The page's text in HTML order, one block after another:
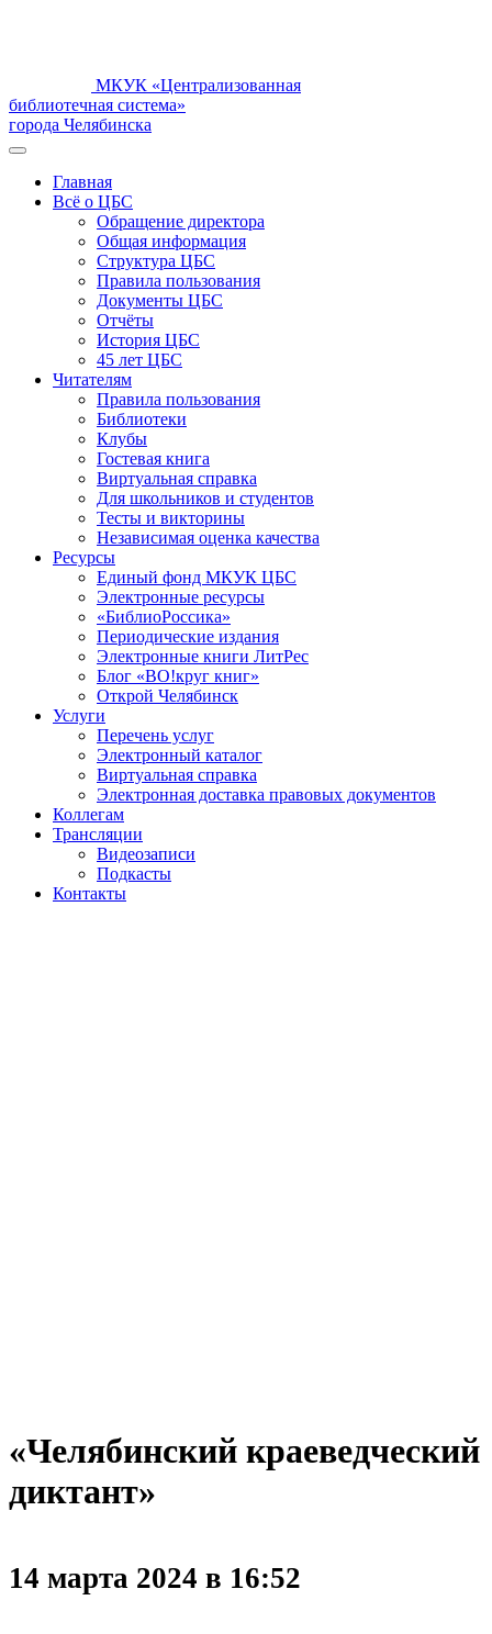
МКУК «Централизованная
библиотечная система»
города Челябинска
Главная
Всё о ЦБС
Обращение директора
Общая информация
Структура ЦБС
Правила пользования
Документы ЦБС
Отчёты
История ЦБС
45 лет ЦБС
Читателям
Правила пользования
Библиотеки
Клубы
Гостевая книга
Виртуальная справка
Для школьников и студентов
Тесты и викторины
Независимая оценка качества
Ресурсы
Единый фонд МКУК ЦБС
Электронные ресурсы
«БиблиоРоссика»
Периодические издания
Электронные книги ЛитРес
Блог «ВО!круг книг»
Открой Челябинск
Услуги
Перечень услуг
Электронный каталог
Виртуальная справка
Электронная доставка правовых документов
Коллегам
Трансляции
Видеозаписи
Подкасты
Контакты
«Челябинский краеведческий
диктант»
14 марта 2024 в 16:52